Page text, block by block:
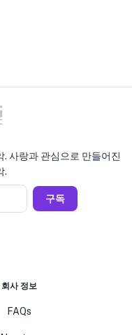
사랑과 관심으로 만들어진
.
구독
회사 정보
FAQs